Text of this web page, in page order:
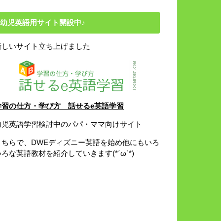
幼児英語用サイト開設中♪
しいサイト立ち上げました
習の仕方・学び方 話せるe英語学習
児英語学習検討中のパパ・ママ向けサイト
ちらで、DWEディズニー英語を始め他にもいろ
ろな英語教材を紹介していきます(*´ω`*)